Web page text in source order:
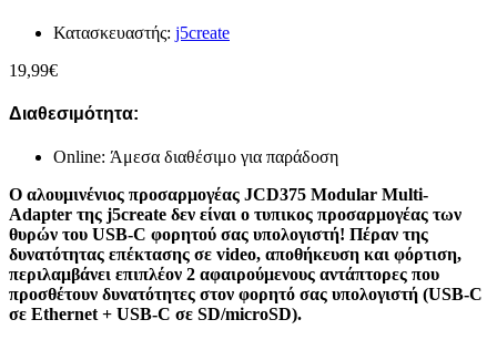
Κατασκευαστής: j5create
19,99€
Διαθεσιμότητα:
Online: Άμεσα διαθέσιμο για παράδοση
Ο αλουμινένιος προσαρμογέας JCD375 Modular Multi-
Adapter της j5create δεν είναι ο τυπικος προσαρμογέας των
θυρών του USB-C φορητού σας υπολογιστή! Πέραν της
δυνατότητας επέκτασης σε video, αποθήκευση και φόρτιση,
περιλαμβάνει επιπλέον 2 αφαιρούμενους αντάπτορες που
προσθέτουν δυνατότητες στον φορητό σας υπολογιστή (USB-C
σε Ethernet + USB-C σε SD/microSD).